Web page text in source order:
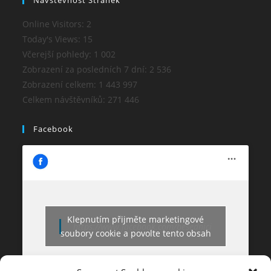
Online Visitors: 2
Today's Views: 15
Včerejší pohledy: 1 002
Zobrazení za posledních 7 dní: 2 536
Zobrazení celkem: 1 443 997
Celkem návštěvníků: 271 446
Facebook
https://www.facebook.com/besednici
Klepnutím přijměte marketingové
soubory cookie a povolte tento obsah